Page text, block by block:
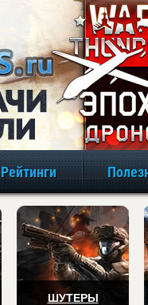
Рейтинги
ШУТЕРЫ